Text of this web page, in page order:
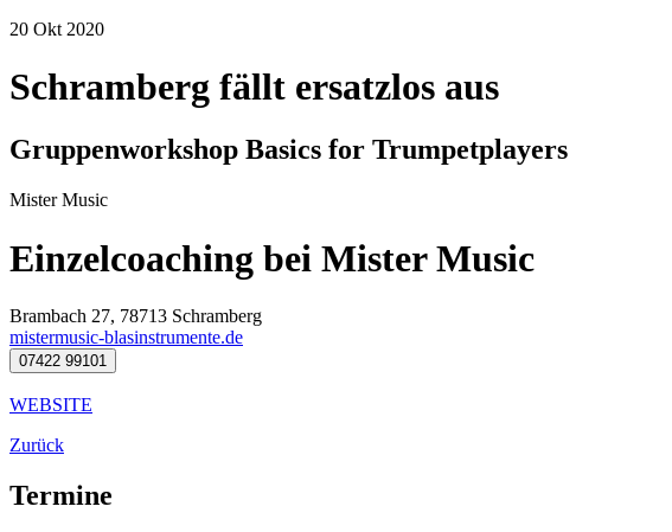
20 Okt 2020
Schramberg fällt ersatzlos aus
Gruppenworkshop Basics for Trumpetplayers
Mister Music
Einzelcoaching bei Mister Music
Brambach 27, 78713 Schramberg
mistermusic-blasinstrumente.de
07422 99101
WEBSITE
Zurück
Termine